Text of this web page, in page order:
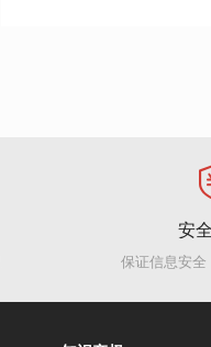
安
保证信息安